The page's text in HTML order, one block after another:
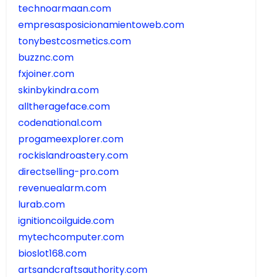
technoarmaan.com
empresasposicionamientoweb.com
tonybestcosmetics.com
buzznc.com
fxjoiner.com
skinbykindra.com
alltherageface.com
codenational.com
progameexplorer.com
rockislandroastery.com
directselling-pro.com
revenuealarm.com
lurab.com
ignitioncoilguide.com
mytechcomputer.com
bioslot168.com
artsandcraftsauthority.com